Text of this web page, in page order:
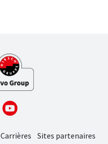
Carrières
Sites partenaires